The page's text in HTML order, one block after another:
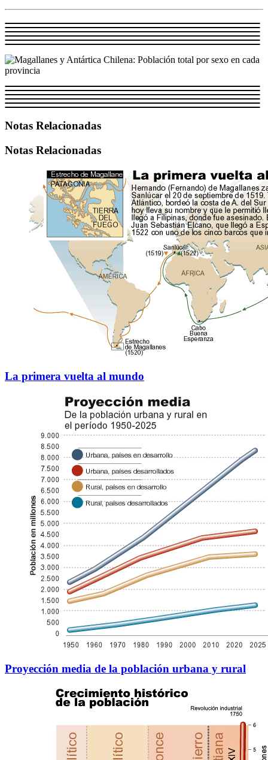
Notas Relacionadas
Notas Relacionadas
La primera vuelta al mundo
Proyección media de la población urbana y rural